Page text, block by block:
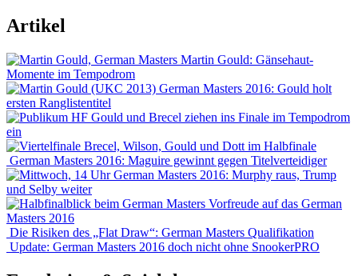
Artikel
Martin Gould: Gänsehaut-
Momente im Tempodrom
German Masters 2016: Gould holt
ersten Ranglistentitel
Gould und Brecel ziehen ins Finale im Tempodrom
ein
Brecel, Wilson, Gould und Dott im Halbfinale
German Masters 2016: Maguire gewinnt gegen Titelverteidiger
German Masters 2016: Murphy raus, Trump
und Selby weiter
Vorfreude auf das German
Masters 2016
Die Risiken des „Flat Draw“: German Masters Qualifikation
Update: German Masters 2016 doch nicht ohne SnookerPRO